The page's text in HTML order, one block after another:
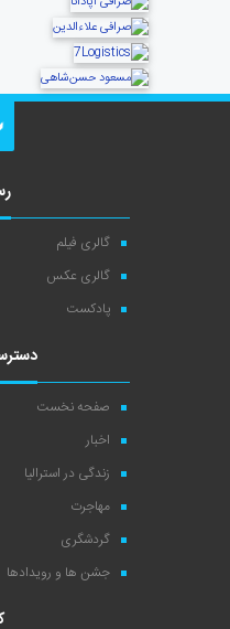
گالری فیلم
گالری عکس
پادکست
صفحه نخست
اخبار
زندگی در استرالیا
مهاجرت
گردشگری
جشن ها و رویدادها